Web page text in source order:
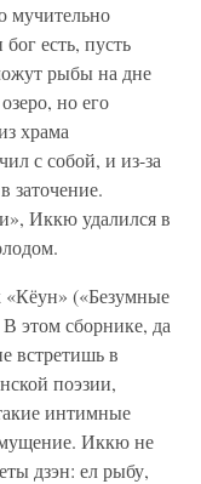
мучительно
есть, пусть
рыбы на дне
но его
храма
с собой, и из-за
заточение.
Иккю удалился в
«Кёун» («Безумные
этом сборнике, да
встретишь в
поэзии,
интимные
Иккю не
дзэн: ел рыбу,